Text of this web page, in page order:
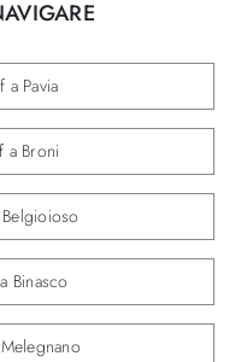
Pavia
a Broni
Binasco